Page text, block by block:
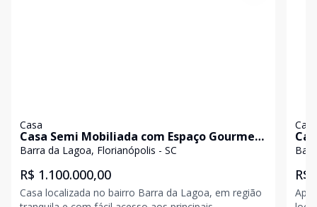
Casa
Casa Semi Mobiliada com Espaço Gourmet
- Barra da Lagoa
Barra da Lagoa, Florianópolis - SC
R$ 1.100.000,00
Casa localizada no bairro Barra da Lagoa, em região
Casa
R$